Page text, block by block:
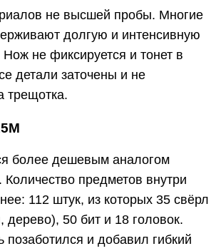
хлипкие и требуют
Через некоторое время
люфт. В комплекте не
кафеля.
Titanium 103 (2.607.019.331)
радует дизайном кейса и его
уместил в небольшой ящик 103
внимание: